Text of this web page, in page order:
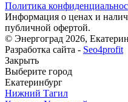
Политика
Информация о ценах и
публичной офертой.
© Энергоград 2026,
Разработка сайта - Seo4profit
Закрыть
Выберите город
Екатеринбург
Нижний Тагил